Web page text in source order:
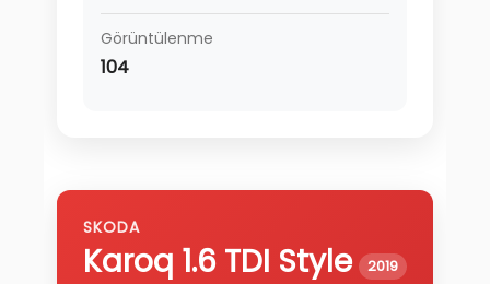
Görüntülenme
104
SKODA
Karoq 1.6 TDI Style 2019